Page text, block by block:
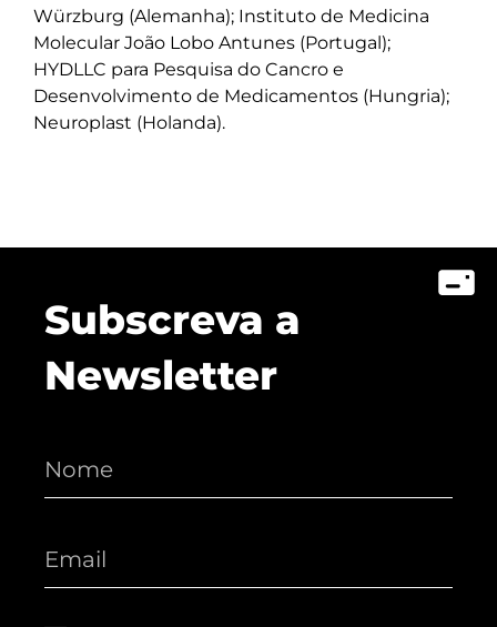
Würzburg (Alemanha); Instituto de Medicina
Molecular João Lobo Antunes (Portugal);
HYDLLC para Pesquisa do Cancro e
Desenvolvimento de Medicamentos (Hungria);
Neuroplast (Holanda).
Subscreva a
Newsletter